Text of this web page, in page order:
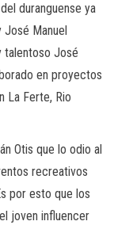
duranguense ya
José Manuel
talentoso José
en proyectos
La Ferte, Rio
Otis que lo odio al
recreativos
por esto que los
joven influencer